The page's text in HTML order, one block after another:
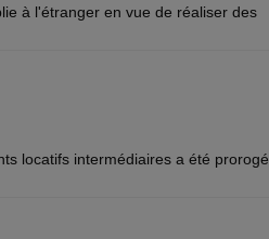
à l'étranger en vue de réaliser des
locatifs intermédiaires a été prorogé